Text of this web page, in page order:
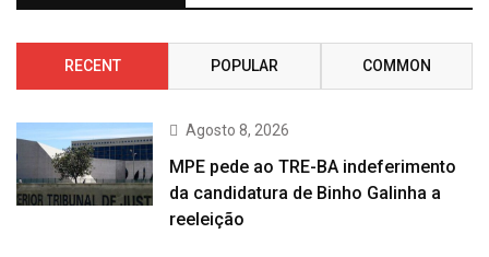
RECENT POPULAR COMMON
Agosto 8, 2026
MPE pede ao TRE-BA indeferimento
da candidatura de Binho Galinha a
reeleição